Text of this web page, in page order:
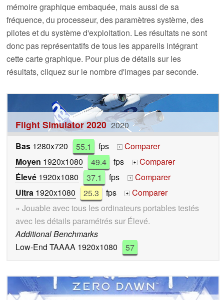
mémoire graphique embaquée, mais aussi de sa
fréquence, du processeur, des paramètres système, des
pilotes et du système d'exploitation. Les résultats ne sont
donc pas représentatifs de tous les appareils intégrant
cette carte graphique. Pour plus de détails sur les
résultats, cliquez sur le nombre d'images par seconde.
Flight Simulator 2020 2020
Bas 1280x720 55.1 fps +
Comparer
Moyen 1920x1080 49.4 fps +
Comparer
Élevé 1920x1080 37.1 fps +
Comparer
Ultra 1920x1080 25.3 fps +
Comparer
» Jouable avec tous les ordinateurs portables testés
avec les détails paramétrés sur Élevé.
Additional Benchmarks
Low-End TAAAA 1920x1080
57